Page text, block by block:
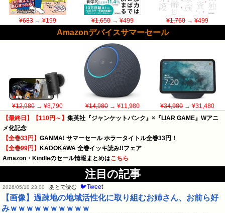
¥683→ ¥199 ¥1,650→ ¥499 ¥1,760→ ¥499
Amazonデバイスサマーセール
¥12,980→ ¥8,790 ¥14,980→ ¥11,980 ¥34,980→ ¥31,480
【最終日】【110円～】 集英社『ジャンケットバンク』×『LIAR GAME』Wアニ
メ化記念
【全巻33円】 GANMA! サマーセール ホラータイトル全巻33円！
【全巻99円】 KADOKAWA 全巻イッキ読み!!フェア
Amazon・Kindleのセール情報まとめはこちら
注目の記事
2026/05/10 23:00 あとで読む 🐦Tweet
【画像】過疎地の地域活性化に取り組むお姉さん、お前ら好
みｗｗｗｗｗｗｗｗｗｗ